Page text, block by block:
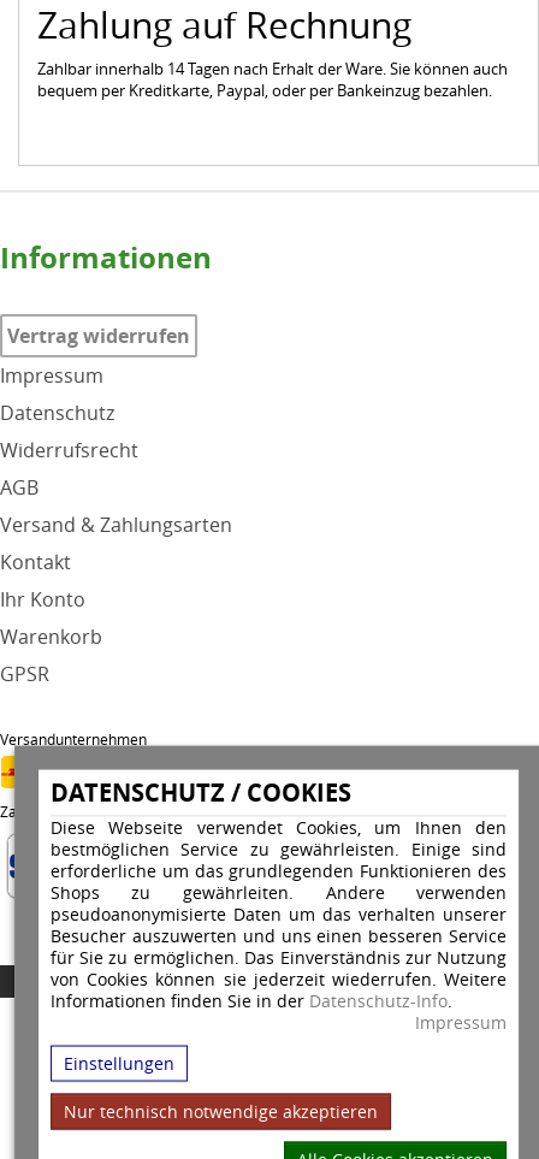
DATENSCHUTZ / COOKIES
Diese Webseite verwendet Cookies, um Ihnen den
bestmöglichen Service zu gewährleisten. Einige sind
erforderliche um das grundlegenden Funktionieren des
Shops zu gewährleiten. Andere verwenden
pseudoanonymisierte Daten um das verhalten unserer
Besucher auszuwerten und uns einen besseren Service
für Sie zu ermöglichen. Das Einverständnis zur Nutzung
von Cookies können sie jederzeit wiederrufen. Weitere
Informationen finden Sie in der Datenschutz-Info.
Impressum
Einstellungen
Nur technisch notwendige akzeptieren
Zahlung auf Rechnung
Zahlbar innerhalb 14 Tagen nach Erhalt der Ware. Sie können auch
bequem per Kreditkarte, Paypal, oder per Bankeinzug bezahlen.
Informationen
Vertrag widerrufen
Impressum
Datenschutz
Widerrufsrecht
AGB
Versand & Zahlungsarten
Kontakt
Ihr Konto
Warenkorb
GPSR
Versandunternehmen
Zahlungsarten
Copyright © 2026 Stempel Toenges GmbH - Alle Rechte vorbehalten